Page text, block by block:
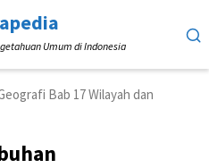
Umum di Indonesia
Bab 17 Wilayah dan